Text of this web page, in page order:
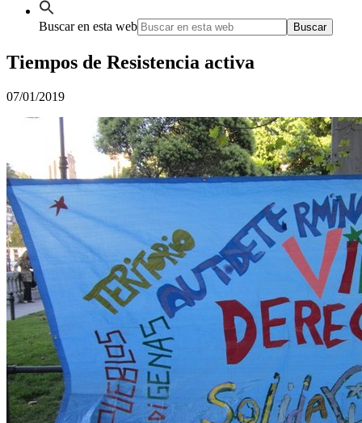
Buscar en esta web
Tiempos de Resistencia activa
07/01/2019